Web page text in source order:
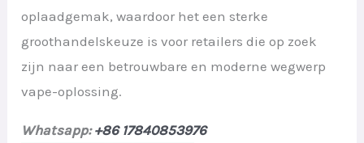
oplaadgemak, waardoor het een sterke
groothandelskeuze is voor retailers die op zoek
zijn naar een betrouwbare en moderne wegwerp
vape-oplossing.
Whatsapp:+86 17840853976